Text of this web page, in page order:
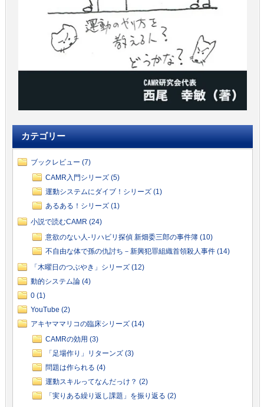
カテゴリー
ブックレビュー (7)
CAMR入門シリーズ (5)
運動システムにダイブ！シリーズ (1)
あるある！シリーズ (1)
小説で読むCAMR (24)
意欲のない人-リハビリ探偵 新畑委三郎の事件簿 (10)
不自由な体で孫の仇討ち－新興犯罪組織首領殺人事件 (14)
「木曜日のつぶやき」シリーズ (12)
動的システム論 (4)
0 (1)
YouTube (2)
アキヤママリコの臨床シリーズ (14)
CAMRの効用 (3)
「足場作り」リターンズ (3)
問題は作られる (4)
運動スキルってなんだっけ？ (2)
「実りある繰り返し課題」を振り返る (2)